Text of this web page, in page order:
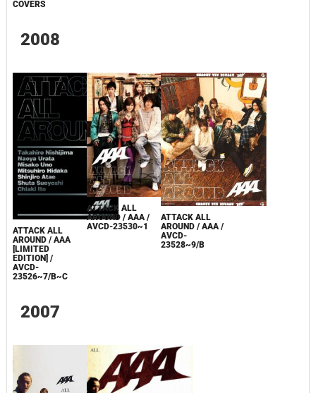
COVERS
2008
ATTACK ALL
AROUND / AAA
[LIMITED
EDITION] /
AVCD-
23526~7/B~C
ATTACK ALL
AROUND / AAA /
AVCD-23530~1
ATTACK ALL
AROUND / AAA /
AVCD-
23528~9/B
2007